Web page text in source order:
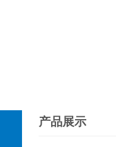
产品展示